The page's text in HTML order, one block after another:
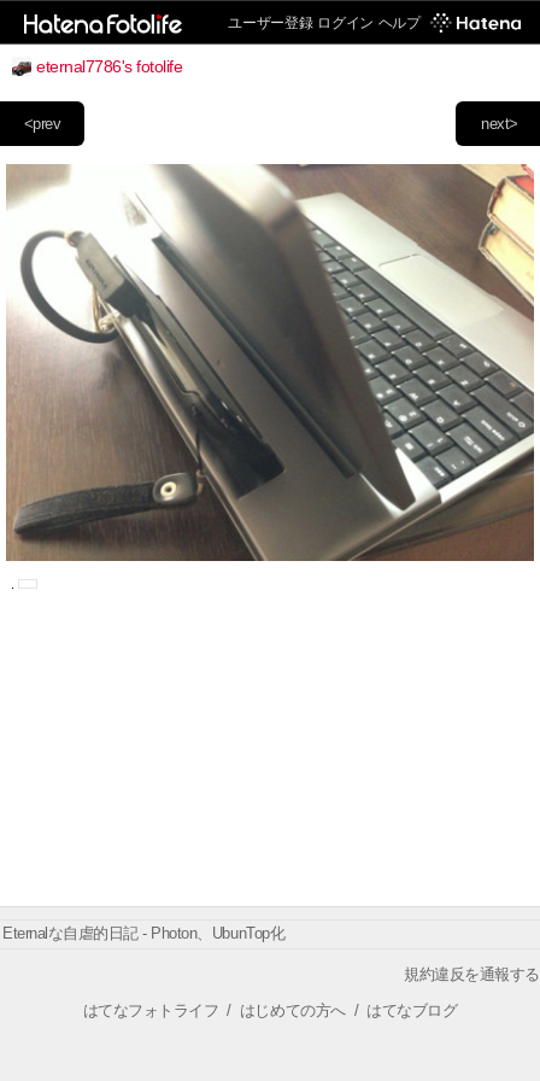
ユーザー登録 ログイン ヘルプ
eternal7786's fotolife
next>
<prev
Eternalな自虐的日記 - Photon、UbunTop化
規約違反を通報する
はてなフォトライフ / はじめての方へ/ はてなブログ